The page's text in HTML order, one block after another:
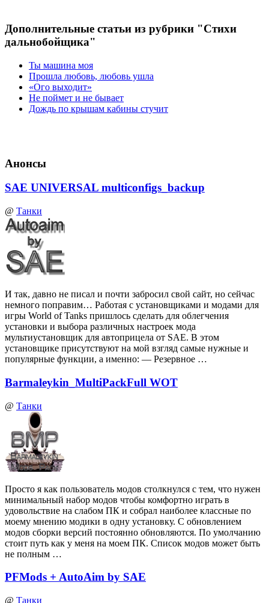
Дополнительные статьи из рубрики "Стихи
дальнобойщика"
Ты машина моя
Прошла любовь, любовь ушла
«Ого выходит»
Не поймет и не бывает
Дождь по крышам кабины стучит
Анонсы
SAE UNIVERSAL multiconfigs_backup
@ Танки
И так, давно не писал и почти забросил свой сайт, но сейчас
немного поправим… Работая с установщиками и модами для
игры World of Tanks пришлось сделать для облегчения
установки и выбора различных настроек мода
мультиустановщик для автоприцела от SAE. В этом
установщике присутствуют на мой взгляд самые нужные и
популярные функции, а именно: — Резервное …
Barmaleykin_MultiPackFull WOT
@ Танки
Просто я как пользователь модов столкнулся с тем, что нужен
минимальный набор модов чтобы комфортно играть в
удовольствие на слабом ПК и собрал наиболее классные по
моему мнению модики в одну установку. С обновлением
модов сборки версий постоянно обновляются. По умолчанию
стоит путь как у меня на моем ПК. Список модов может быть
не полным …
PFMods + AutoAim by SAE
@ Танки